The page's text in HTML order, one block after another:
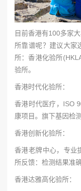
目前香港有100多家
所靠谱呢？建议大家
所：香港化验所
验所。
香港时代化验所：
香港时代医疗，ISO
康项目。旗下基因检
香港创新化验所：
香港老牌中心，专业
所反馈：检测结果准
香港达雅高化验所：